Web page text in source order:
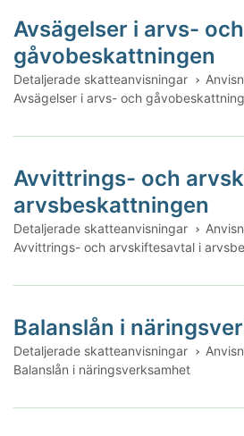
Avsägelser i arvs- och
gåvobeskattningen
Detaljerade skatteanvisningar
Avsägelser i arvs- och
Avvittrings- och
arvsbeskattningen
Detaljerade skatteanvisningar
Avvittrings- och arvskiftesavtal i
Balanslån i
Detaljerade skatteanvisningar
Balanslån i näringsverksamhet